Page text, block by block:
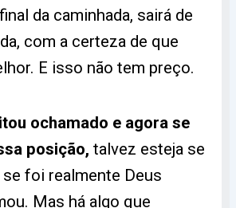
da caminhada, sairá de
com a certeza de que
E isso não tem preço.
ochamado e agora se
posição, talvez esteja se
foi realmente Deus
Mas há algo que